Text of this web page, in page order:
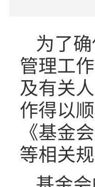
为了
管理工
及有关
作得以
《基金
等相关